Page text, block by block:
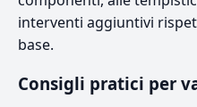
interventi aggiuntivi
base.
Consigli pratici per